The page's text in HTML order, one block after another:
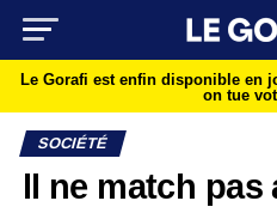
Le Gorafi est enfin disponible en
on tue
SOCIÉTÉ
ll ne match pas